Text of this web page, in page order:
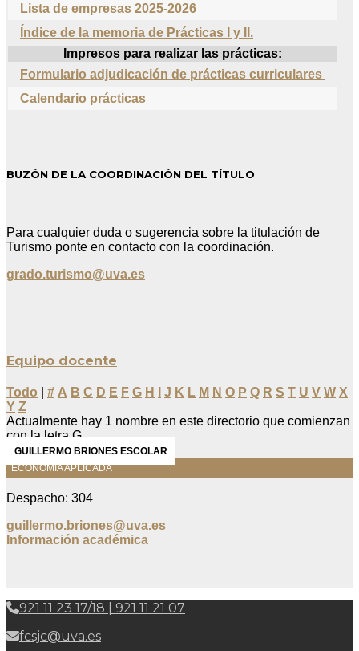
Lista de empresas 2025-2026
Índice de la memoria de Prácticas I y II.
Impresos para realizar las prácticas:
Formulario adjudicación de prácticas curriculares
Calendario prácticas
BUZÓN DE LA COORDINACIÓN DEL TÍTULO
Para cualquier duda o sugerencia sobre la titulación de
Turismo ponte en contacto con la coordinación.
grado.turismo@uva.es
Equipo docente
Todo # A B C D E F G H J K L M N O P Q R S T U V W X
Y Z
Actualmente hay 1 nombre en este directorio que comienzan
con la letra G.
GUILLERMO BRIONES ESCOLAR
ECONOMÍA APLICADA
Despacho: 304
guillermo.briones@uva.es
Información académica
921 11 23 17/18 | 921 11 21 07
fcsjc@uva.es